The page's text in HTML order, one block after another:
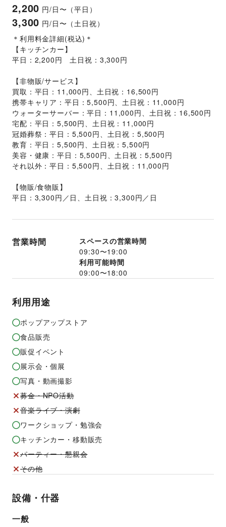
2,200 円/日〜（平日）
3,300 円/日〜（土日祝）
＊利用料金詳細(税込)＊
【キッチンカー】
平日：2,200円　土日祝：3,300円
【非物販/サービス】
買取：平日：11,000円、土日祝：16,500円
携帯キャリア：平日：5,500円、土日祝：11,000円
ウォーターサーバー：平日：11,000円、土日祝：16,500円
宅配：平日：5,500円、土日祝：11,000円
冠婚葬祭：平日：5,500円、土日祝：5,500円
教育：平日：5,500円、土日祝：5,500円
美容・健康：平日：5,500円、土日祝：5,500円
それ以外：平日：5,500円、土日祝：11,000円
【物販/食物販】
平日：3,300円／日、土日祝：3,300円／日
営業時間
スペースの営業時間
09:30〜19:00
利用可能時間
09:00〜18:00
利用用途
ポップアップストア
食品販売
販促イベント
展示会・個展
写真・動画撮影
募金・NPO活動
音楽ライブ・演劇
ワークショップ・勉強会
キッチンカー・移動販売
パーティー・懇親会
その他
設備・什器
一般